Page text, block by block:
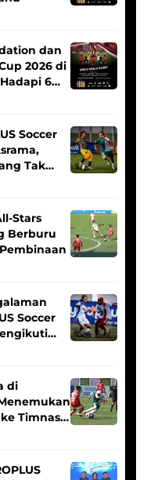
dan
2026 di
6
Soccer
Tak
Stars
Berburu
Soccer
di
Timnas